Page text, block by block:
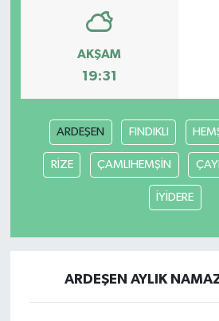
AKŞAM
19:31
ARDEŞEN FINDIKLI
RİZE ÇAMLIHEMŞİN
İYİDERE
ARDEŞEN AYLIK